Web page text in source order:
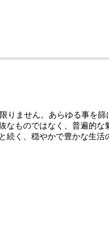
りません。あらゆる事を
ものではなく、普遍的
く、穏やかで豊かな生活